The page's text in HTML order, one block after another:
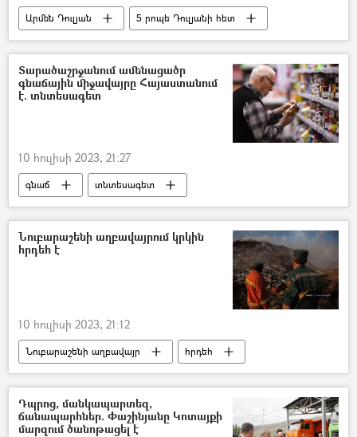
Արմեն Դուլյան
5 րոպե Դուլյանի հետ
Twitter
Threads
Մարկ Ցուկերբերգ
Իլոն Մասկ
Տարածաշրջանում ամենացածր
գնաճային միջավայրը Հայաստանում
է. տնտեսագետ
10 հուլիսի 2023, 21:27
գնաճ
տնտեսագետ
Ատոմ Մարգարյան
Հայաստան
Սպառողական զամբյուղ
Նուբարաշենի աղբավայրում կրկին
հրդեհ է
10 հուլիսի 2023, 21:12
Նուբարաշենի աղբավայր
հրդեհ
Ներքին գործերի նախարարություն (ՆԳՆ)
Դպրոց, մանկապարտեզ,
ճանապարհներ. Փաշինյանը Կոտայքի
մարզում ծանոթացել է